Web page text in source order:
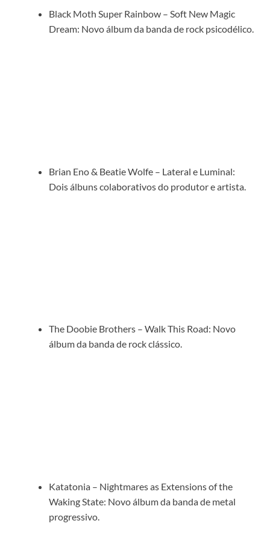
Black Moth Super Rainbow – Soft New Magic
Dream: Novo álbum da banda de rock psicodélico.
Brian Eno & Beatie Wolfe – Lateral e Luminal:
Dois álbuns colaborativos do produtor e artista.
The Doobie Brothers – Walk This Road: Novo
álbum da banda de rock clássico.
Katatonia – Nightmares as Extensions of the
Waking State: Novo álbum da banda de metal
progressivo.